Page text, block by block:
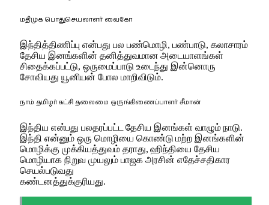
மதிமுக பொதுசெயலாளர் வைகோ
இந்தித்திணிப்பு என்பது பல பண்மொழி, பண்பாடு, கலாசாரம்
தேசிய இனங்களின் தனித்துவமான அடையாளங்கள்
சிதைக்கப்பட்டு, ஒருமைப்பாடு உடைந்து இன்னொரு
சோவியது யூனியன் போல மாறிவிடும்.
நாம் தமிழர் கட்சி தலைமை ஒருங்கிணைப்பாளர் சீமான்
இந்திய என்பது பலதரப்பட்ட தேசிய இனங்கள் வாழும் நாடு.
இந்தி என்னும் ஒரு மொழியை கொண்டு மற்ற இனங்களின்
மொழிக்கு முக்கியத்துவம் தராது, ஹிந்தியை தேசிய
மொழியாக நிறுவ முயலும் பாஜக அரசின் எதேச்சதிகார
செயல்படுவது
கண்டனத்துக்குரியது.